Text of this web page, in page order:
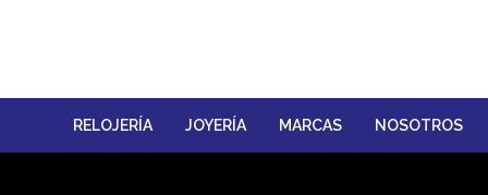
RELOJERÍA JOYERÍA MARCAS NOSOTROS